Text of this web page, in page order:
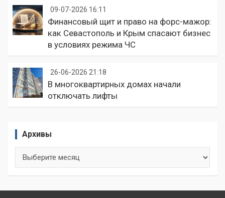
09-07-2026 16:11
Финансовый щит и право на форс-мажор:
как Севастополь и Крым спасают бизнес
в условиях режима ЧС
26-06-2026 21:18
В многоквартирных домах начали
отключать лифты
Архивы